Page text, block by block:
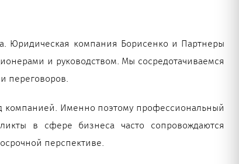
Юридическая компания Борисенко и Партнеры
и руководством. Мы сосредотачиваемся
переговоров.
компанией. Именно поэтому профессиональный
в сфере бизнеса часто сопровождаются
перспективе.